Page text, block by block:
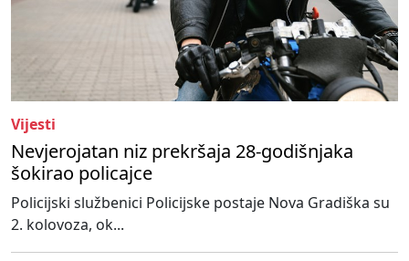
Vijesti
Nevjerojatan niz prekršaja 28-godišnjaka
šokirao policajce
Policijski službenici Policijske postaje Nova Gradiška su
2. kolovoza, ok...